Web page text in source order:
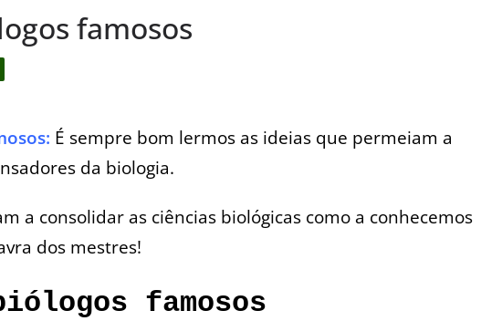
famosos
É sempre bom lermos as ideias que permeiam a
da biologia.
a consolidar as ciências biológicas como a conhecemos
dos mestres!
famosos